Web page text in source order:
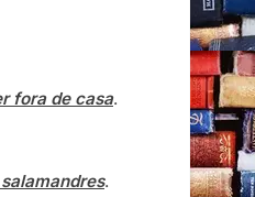
fora de casa.
.